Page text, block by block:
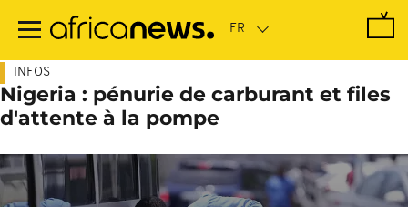
contenu
INFOS
Nigeria : pénurie de carburant et files
d'attente à la pompe